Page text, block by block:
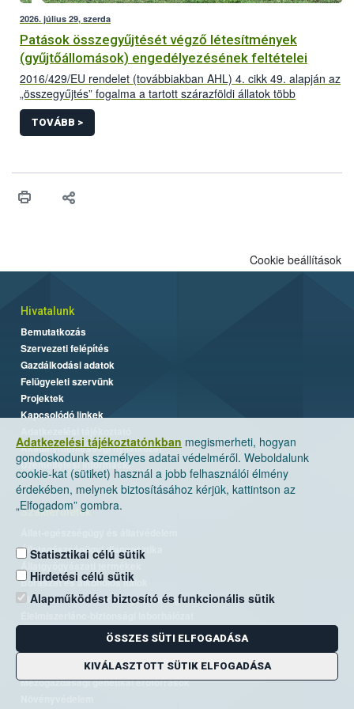
2026. július 29, szerda
Patások összegyűjtését végző létesítmények
(gyűjtőállomások) engedélyezésének feltételei
2016/429/EU rendelet (továbbiakban AHL) 4. cikk 49. alapján az
„összegyűjtés” fogalma a tartott szárazföldi állatok több
létesítményből történő összegyűjtése az adott állatfajra
vonatkozóan előírt minimum tartózkodási időnél rövidebb
időszakra vonatkozik,
TOVÁBB >
Adatkezelési tájékoztatónkban megismerheti, hogyan
gondoskodunk személyes adatai védelméről. Weboldalunk
cookie-kat (sütiket) használ a jobb felhasználói élmény
érdekében, melynek biztosításához kérjük, kattintson az
„Elfogadom” gombra.
Statisztikai célú sütik
Hirdetési célú sütik
Alapműködést biztosító és funkcionális sütik
ÖSSZES SÜTI ELFOGADÁSA
KIVÁLASZTOTT SÜTIK ELFOGADÁSA
Cookie beállítások
Hivatalunk
Bemutatkozás
Szervezeti felépítés
Gazdálkodási adatok
Felügyeleti szervünk
Projektek
Kapcsolódó linkek
Akadálymentességi nyilatkozat
Üzemeltetési információ
Szakterületek
Állategészségügyi diagnosztika
Borászat és alkoholos italok
Élelmiszer- és takarmánybiztonság
Kockázatkezelés
Mezőgazdasági genetikai erőforrások